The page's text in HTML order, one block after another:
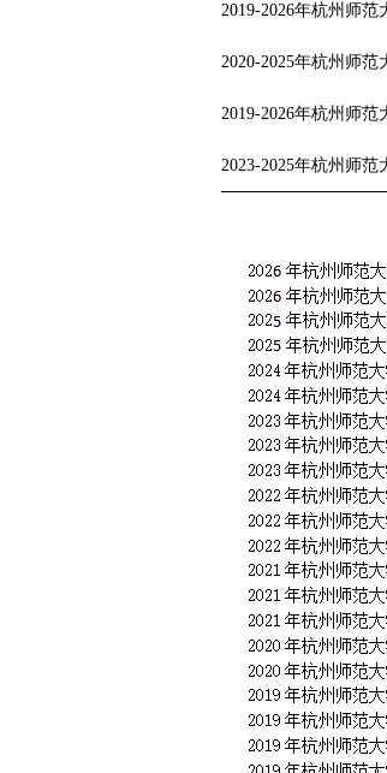
2019-2026年杭州师范
2020-2025年杭州师范
2019-2026年杭州师范
2023-2025年杭州师范